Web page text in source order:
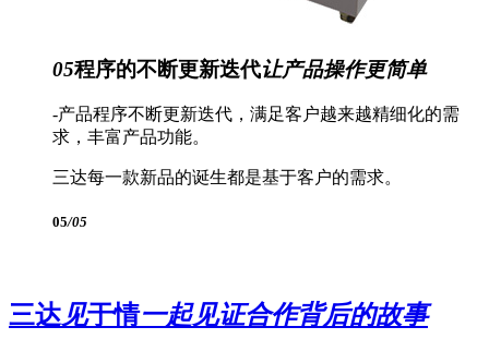
05程序的不断更新迭代让产品操作更简单
-产品程序不断更新迭代，满足客户越来越精细化的需
求，丰富产品功能。
三达每一款新品的诞生都是基于客户的需求。
05/05
三达见于情一起见证合作背后的故事